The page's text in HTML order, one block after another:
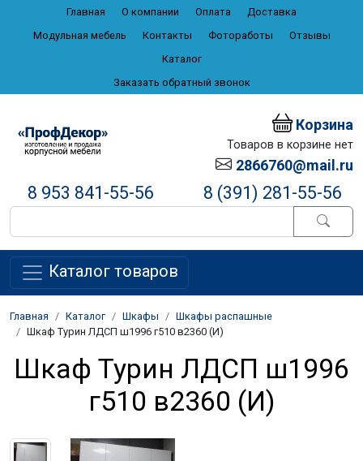
Главная О компании Оплата
Доставка
Модульная мебель
Контакты Фотоработы
Отзывы
Каталог
Заказать обратный звонок
8 953 841-55-56 8 (391) 281-55-56
Корзина
Товаров в корзине нет
2866760@mail.ru
Каталог товаров
Главная Каталог Шкафы
Шкафы распашные
Шкаф Турин ЛДСП ш1996 г510 в2360 (И)
Шкаф Турин ЛДСП ш1996
г510 в2360 (И)